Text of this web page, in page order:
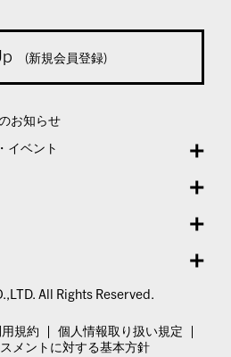
(新規会員登録)
お知らせ
イベント
All Rights Reserved.
規約
個人情報取り扱い規定
メントに対する基本方針